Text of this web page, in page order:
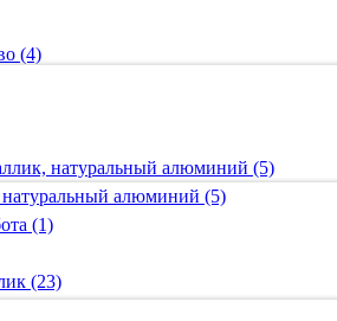
(4)
натуральный алюминий (5)
алюминий (5)
(1)
(23)